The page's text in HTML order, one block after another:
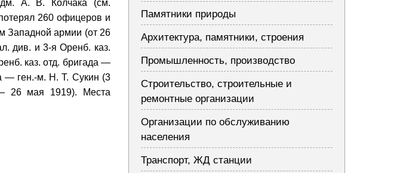
А. В. Колчака (см.
260 офицеров и
Западной армии (от 26
див. и 3-я Оренб. каз.
каз. отд. бригада —
— ген.-м. Н. Т. Сукин (3
26 мая 1919). Места
Памятники природы
Архитектура, памятники, строения
Промышленность, производство
Строительство, строительные и
ремонтные организации
Организации по обслуживанию
населения
Транспорт, ЖД станции